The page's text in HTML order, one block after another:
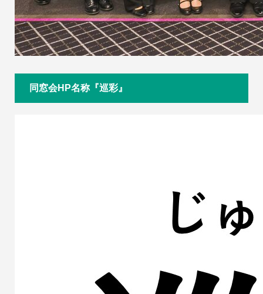
同窓会HP名称『巡彩』